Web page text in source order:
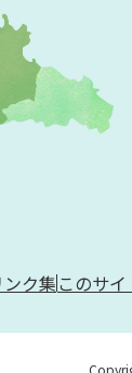
ンク集 このサ